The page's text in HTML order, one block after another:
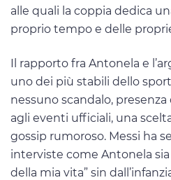
alle quali la coppia dedica
proprio tempo e delle
Il rapporto fra Antonela e
uno dei più stabili dello
nessuno scandalo,
agli eventi ufficiali, una
gossip rumoroso. Messi ha
interviste come Antonela
della mia vita” sin